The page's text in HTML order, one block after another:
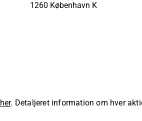
1260 København K
her. Detaljeret information om hver